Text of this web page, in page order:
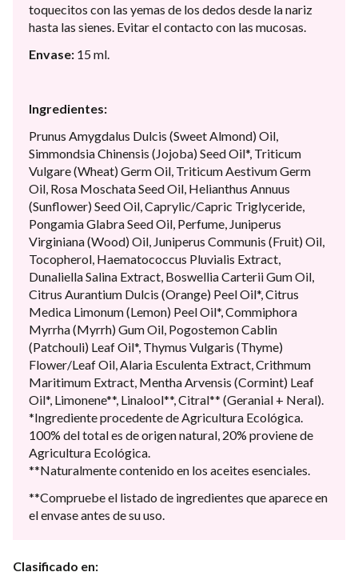
toquecitos con las yemas de los dedos desde la nariz
hasta las sienes. Evitar el contacto con las mucosas.
Envase: 15 ml.
Ingredientes:
Prunus Amygdalus Dulcis (Sweet Almond) Oil,
Simmondsia Chinensis (Jojoba) Seed Oil*, Triticum
Vulgare (Wheat) Germ Oil, Triticum Aestivum Germ
Oil, Rosa Moschata Seed Oil, Helianthus Annuus
(Sunflower) Seed Oil, Caprylic/Capric Triglyceride,
Pongamia Glabra Seed Oil, Perfume, Juniperus
Virginiana (Wood) Oil, Juniperus Communis (Fruit) Oil,
Tocopherol, Haematococcus Pluvialis Extract,
Dunaliella Salina Extract, Boswellia Carterii Gum Oil,
Citrus Aurantium Dulcis (Orange) Peel Oil*, Citrus
Medica Limonum (Lemon) Peel Oil*, Commiphora
Myrrha (Myrrh) Gum Oil, Pogostemon Cablin
(Patchouli) Leaf Oil*, Thymus Vulgaris (Thyme)
Flower/Leaf Oil, Alaria Esculenta Extract, Crithmum
Maritimum Extract, Mentha Arvensis (Cormint) Leaf
Oil*, Limonene**, Linalool**, Citral** (Geranial + Neral).
*Ingrediente procedente de Agricultura Ecológica.
100% del total es de origen natural, 20% proviene de
Agricultura Ecológica.
**Naturalmente contenido en los aceites esenciales.
**Compruebe el listado de ingredientes que aparece en
el envase antes de su uso.
Clasificado en: